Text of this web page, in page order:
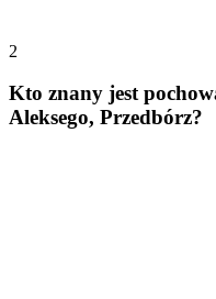
2
Kto znany jest
Aleksego, Przedbórz?